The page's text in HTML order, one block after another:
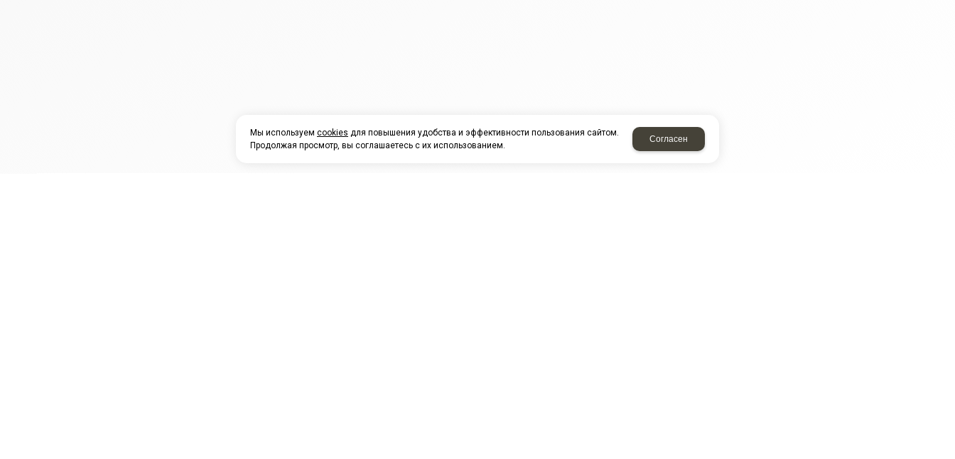
Мы используем cookies для повышения удобства и эффективности пользования сайтом.
Продолжая просмотр, вы соглашаетесь с их использованием.
Согласен